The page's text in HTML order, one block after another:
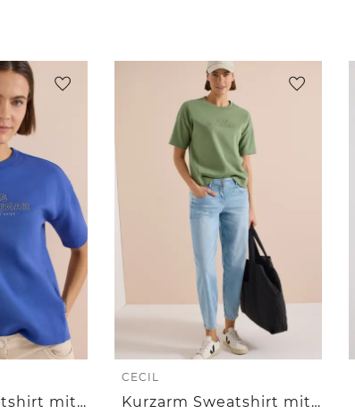
Kurzarm Sweatshirt mit Embroidery
CECIL
Kurzarm Sweatshirt mit Embroidery